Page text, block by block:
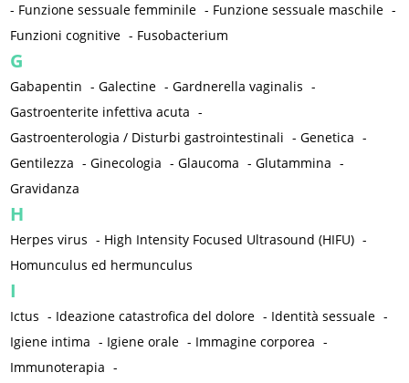
- Funzione sessuale femminile - Funzione sessuale maschile -
Funzioni cognitive - Fusobacterium
G
Gabapentin -Galectine -Gardnerella vaginalis -
Gastroenterite infettiva acuta -
Gastroenterologia / Disturbi gastrointestinali -Genetica -
Gentilezza -Ginecologia -Glaucoma -Glutammina -
Gravidanza
H
Herpes virus - High Intensity Focused Ultrasound (HIFU) -
Homunculus ed hermunculus
I
Ictus - Ideazione catastrofica del dolore - Identità sessuale -
Igiene intima - Igiene orale - Immagine corporea -
Immunoterapia -